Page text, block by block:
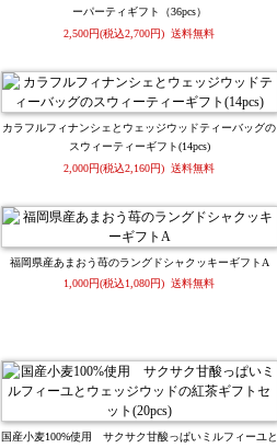
ーパーティギフト（36pcs）
2,500円(税込2,700円) 送料無料
カラフルフィナンシェとウェッジウッドティーバッグの
スウィーティーギフト(14pcs)
2,000円(税込2,160円) 送料無料
福岡県産あまおう苺のラングドシャクッキーギフトA
1,000円(税込1,080円) 送料無料
国産小麦100%使用 サクサク甘酸っぱいミルフィーユと